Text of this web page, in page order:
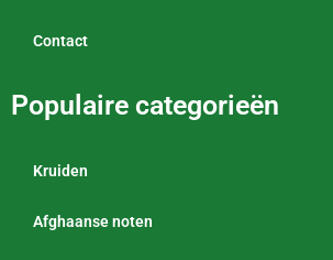
Contact
Populaire categorieën
Kruiden
Afghaanse noten